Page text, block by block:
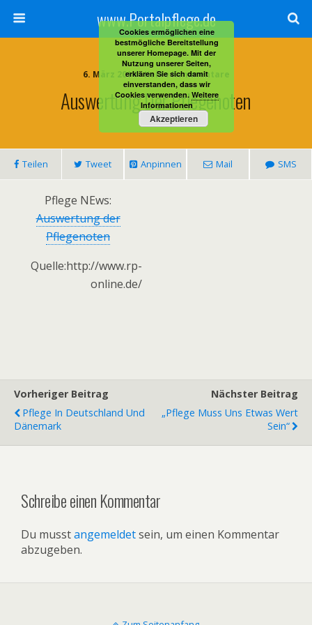
www.Portalpflege.de
6. März 2014 • Keine Kommentare
Auswertung Der Pflegenoten
Teilen Tweet Anpinnen Mail SMS
Pflege NEws:
Auswertung der
Pflegenoten
Quelle:http://www.rp-
online.de/
Vorheriger Beitrag
Pflege In Deutschland Und
Dänemark
Nächster Beitrag
„Pflege Muss Uns Etwas Wert
Sein“
Schreibe einen Kommentar
Du musstangemeldetsein, um einen Kommentar
abzugeben.
Cookies ermöglichen eine
bestmögliche Bereitstellung
unserer Homepage. Mit der
Nutzung unserer Seiten,
erklären Sie sich damit
einverstanden, dass wir
Cookies verwenden. Weitere
Informationen
Akzeptieren